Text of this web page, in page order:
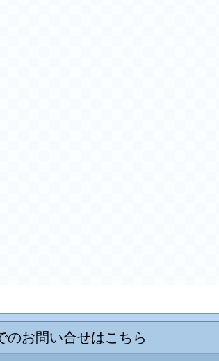
のお問い合せはこちら